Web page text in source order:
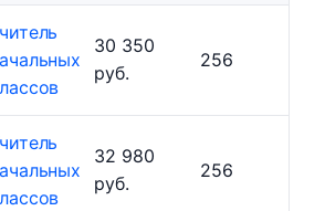
30 350
руб.
256
32 980
руб.
256